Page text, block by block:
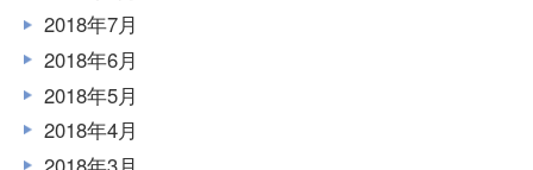
2018年7月
2018年6月
2018年5月
2018年4月